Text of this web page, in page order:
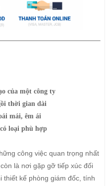
của một công ty
thời gian dài
mái, êm ái
loại phù hợp
công việc quan trọng nhất
là nơi gặp gỡ tiếp xúc đối
thiết kế phòng giám đốc, tính